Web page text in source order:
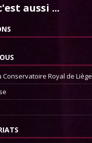
aussi ...
Conservatoire Royal de Liège